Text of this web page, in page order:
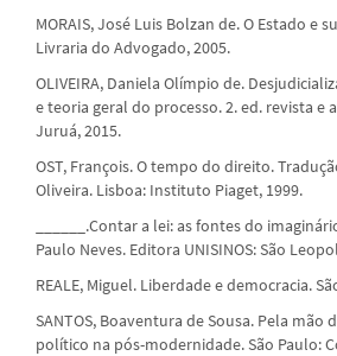
MORAIS, José Luis Bolzan de. O Estado e
Livraria do Advogado, 2005.
OLIVEIRA, Daniela Olímpio de.
e teoria geral do processo. 2. ed. revista e
Juruá, 2015.
OST, François. O tempo do direito.
Oliveira. Lisboa: Instituto Piaget, 1999.
______.Contar a lei: as fontes do
Paulo Neves. Editora UNISINOS: São
REALE, Miguel. Liberdade e democracia.
SANTOS, Boaventura de Sousa. Pela mão
político na pós-modernidade. São Paulo: